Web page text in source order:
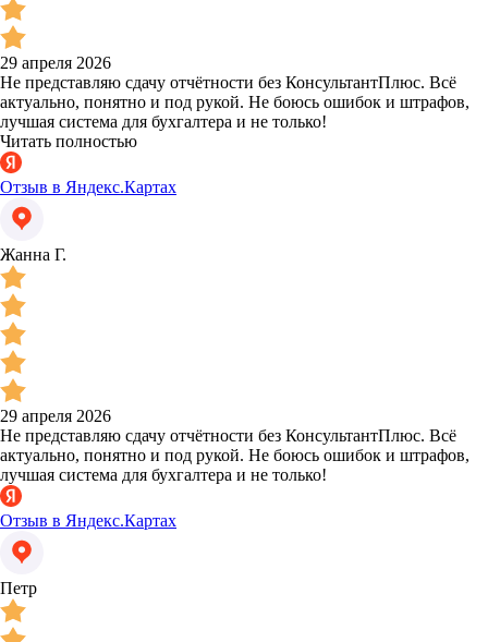
29 апреля 2026
Не представляю сдачу отчётности без КонсультантПлюс. Всё
актуально, понятно и под рукой. Не боюсь ошибок и штрафов,
лучшая система для бухгалтера и не только!
Читать полностью
Отзыв в Яндекс.Картах
Жанна Г.
29 апреля 2026
Не представляю сдачу отчётности без КонсультантПлюс. Всё
актуально, понятно и под рукой. Не боюсь ошибок и штрафов,
лучшая система для бухгалтера и не только!
Отзыв в Яндекс.Картах
Петр